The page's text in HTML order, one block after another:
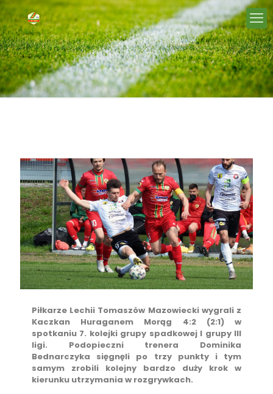
Piłkarze Lechii Tomaszów Mazowiecki wygrali z
Kaczkan Huraganem Morąg 4:2 (2:1) w
spotkaniu 7. kolejki grupy spadkowej I grupy III
ligi. Podopieczni trenera Dominika
Bednarczyka sięgnęli po trzy punkty i tym
samym zrobili kolejny bardzo duży krok w
kierunku utrzymania w rozgrywkach.